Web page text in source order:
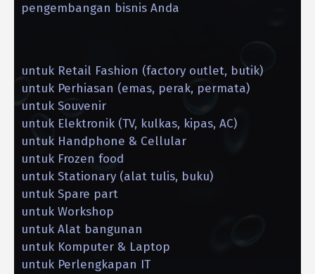
pengembangan bisnis Anda
untuk Retail Fashion (factory outlet, butik)
untuk Perhiasan (emas, perak, permata)
untuk Souvenir
untuk Elektronik (TV, kulkas, kipas, AC)
untuk Handphone & Cellular
untuk Frozen food
untuk Stationary (alat tulis, buku)
untuk Spare part
untuk Workshop
untuk Alat bangunan
untuk Komputer & Laptop
untuk Perlengkapan IT